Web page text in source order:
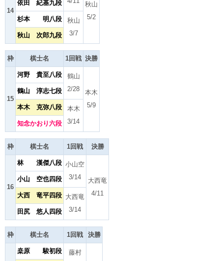
14
秋山
5/2
依田 紀基九段
杉本 明八段
秋山
3/7
秋山 次郎九段
枠 棋士名 1回戦 決勝
15
河野 貴至八段
鶴山
2/28
本木
5/9
鶴山 淳志七段
本木 克弥八段
本木
3/14
知念かおり六段
枠 棋士名 1回戦 決勝
16
林 漢傑八段 小山空
3/14
大西竜
4/11
小山 空也四段
大西 竜平四段 大西竜
3/14
田尻 悠人四段
枠 棋士名 1回戦 決勝
桒原 駿初段
藤村